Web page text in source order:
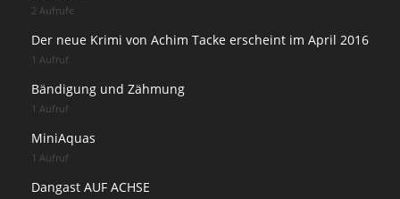
2 Aufrufe
Der neue Krimi von Achim Tacke erscheint im April 2016
1 Aufruf
Bändigung und Zähmung
1 Aufruf
MiniAquas
1 Aufruf
Dangast AUF ACHSE